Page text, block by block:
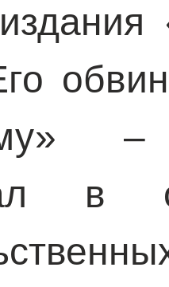
в